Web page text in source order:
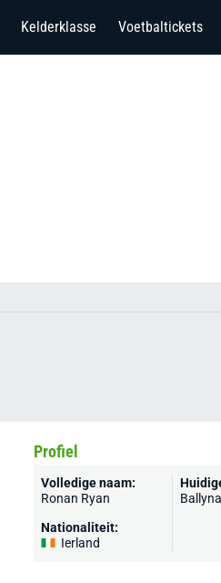
Kelderklasse Voetbaltickets
Profiel
Volledige naam:
Ronan Ryan
Nationaliteit:
Ierland